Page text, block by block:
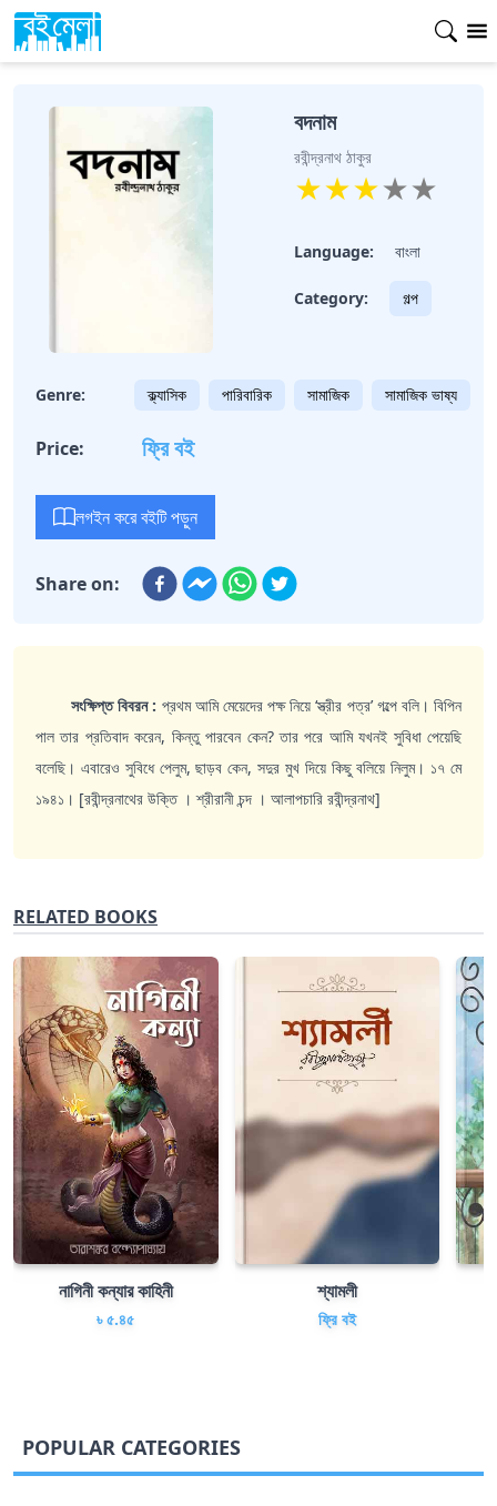
বদনাম
রবীন্দ্রনাথ ঠাকুর
★★★★★
Language: বাংলা
Category: গল্প
Genre: ক্ল্যাসিক পারিবারিক সামাজিক সামাজিক ভাষ্য
Price: ফ্রি বই
লগইন করে বইটি পড়ুন
Share on:
সংক্ষিপ্ত বিবরন : প্রথম আমি মেয়েদের পক্ষ নিয়ে ‘স্ত্রীর পত্র’ গল্পে বলি। বিপিন
পাল তার প্রতিবাদ করেন, কিন্তু পারবেন কেন? তার পরে আমি যখনই সুবিধা পেয়েছি
বলেছি। এবারেও সুবিধে পেলুম, ছাড়ব কেন, সদুর মুখ দিয়ে কিছু বলিয়ে নিলুম। ১৭ মে
১৯৪১। [রবীন্দ্রনাথের উক্তি । শ্রীরানী চন্দ । আলাপচারি রবীন্দ্রনাথ]
RELATED BOOKS
নাগিনী কন্যার কাহিনী
৳ ৫.৪৫
শ্যামলী
ফ্রি বই
POPULAR CATEGORIES